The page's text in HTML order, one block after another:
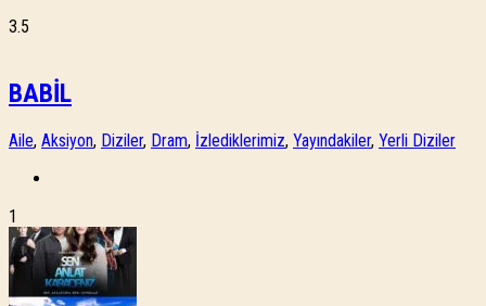
3.5
BABİL
Aile, Aksiyon, Diziler, Dram, İzlediklerimiz, Yayındakiler, Yerli Diziler
1